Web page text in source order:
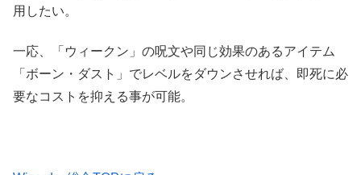
用したい。
一応、「ウィークン」の呪文や同じ効果のあるアイテム
「ボーン・ダスト」でレベルをダウンさせれば、即死に必
要なコストを抑える事が可能。